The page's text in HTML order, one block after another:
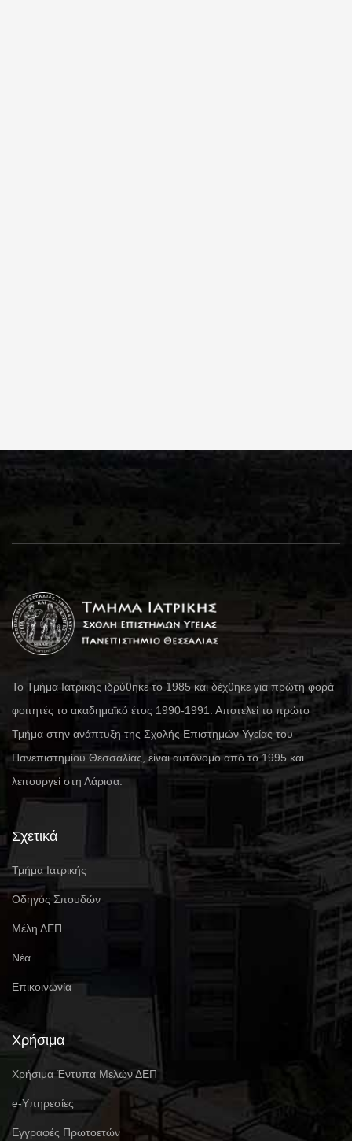
Το Τμήμα Ιατρικής ιδρύθηκε το 1985 και δέχθηκε για πρώτη φορά
φοιτητές το ακαδημαϊκό έτος 1990-1991. Αποτελεί το πρώτο
Τμήμα στην ανάπτυξη της Σχολής Επιστημών Υγείας του
Πανεπιστημίου Θεσσαλίας, είναι αυτόνομο από το 1995 και
λειτουργεί στη Λάρισα.
Σχετικά
Τμήμα Ιατρικής
Οδηγός Σπουδών
Μέλη ΔΕΠ
Νέα
Επικοινωνία
Χρήσιμα
Χρήσιμα Έντυπα Μελών ΔΕΠ
e-Υπηρεσίες
Eγγραφές Πρωτοετών